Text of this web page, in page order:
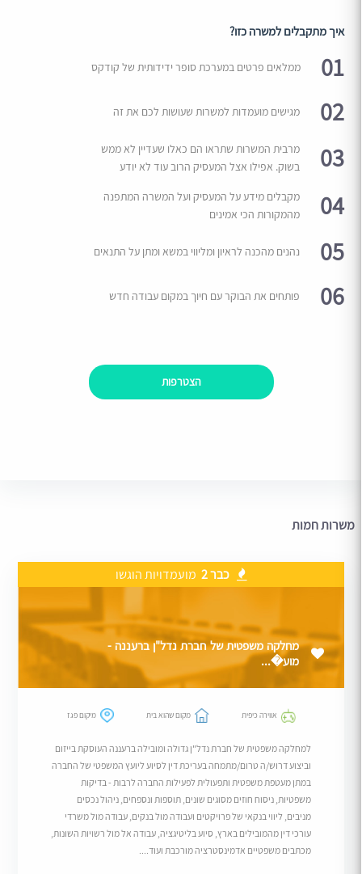
איך מתקבלים למשרה כזו?
01 ממלאים פרטים במערכת סופר ידידותית של קודקס
02 מגישים מועמדות למשרות שעושות לכם את זה
03
מרבית המשרות שתראו הם כאלו שעדיין לא ממש
בשוק. אפילו אצל המעסיק הרוב עוד לא יודע
04
מקבלים מידע על המעסיק ועל המשרה המתפנה
מהמקורות הכי אמינים
05 נהנים מהכנה לראיון ומליווי במשא ומתן על התנאים
06 פותחים את הבוקר עם חיוך במקום עבודה חדש
הצטרפות
משרות חמות
כבר 2 מועמדויות הוגשו
מחלקה משפטית של חברת נדל"ן ברעננה -
מוע�...
אווירה כיפית מקום שהוא בית מיקום פגז
למחלקה משפטית של חברת נדל"ן גדולה ומובילה ברעננה העוסקת בייזום
וביצוע דרוש/ה טרום/מתמחה בעריכת דין לסיוע ליועץ המשפטי של החברה
במתן מעטפת משפטית ותפעולית לפעילות החברה לרבות - בדיקות
משפטיות, ניסוח חוזים מסוגים שונים, תוספות ונספחים, ניהול נכסים
מניבים, ליווי בנקאי של פרויקטים ועבודה מול בנקים, עבודה מול משרדי
עורכי דין מהמובילים בארץ, סיוע בליטיגציה, עבודה אל מול רשויות השונות,
מכתבים משפטיים אדמינסטרציה מורכבת ועוד....